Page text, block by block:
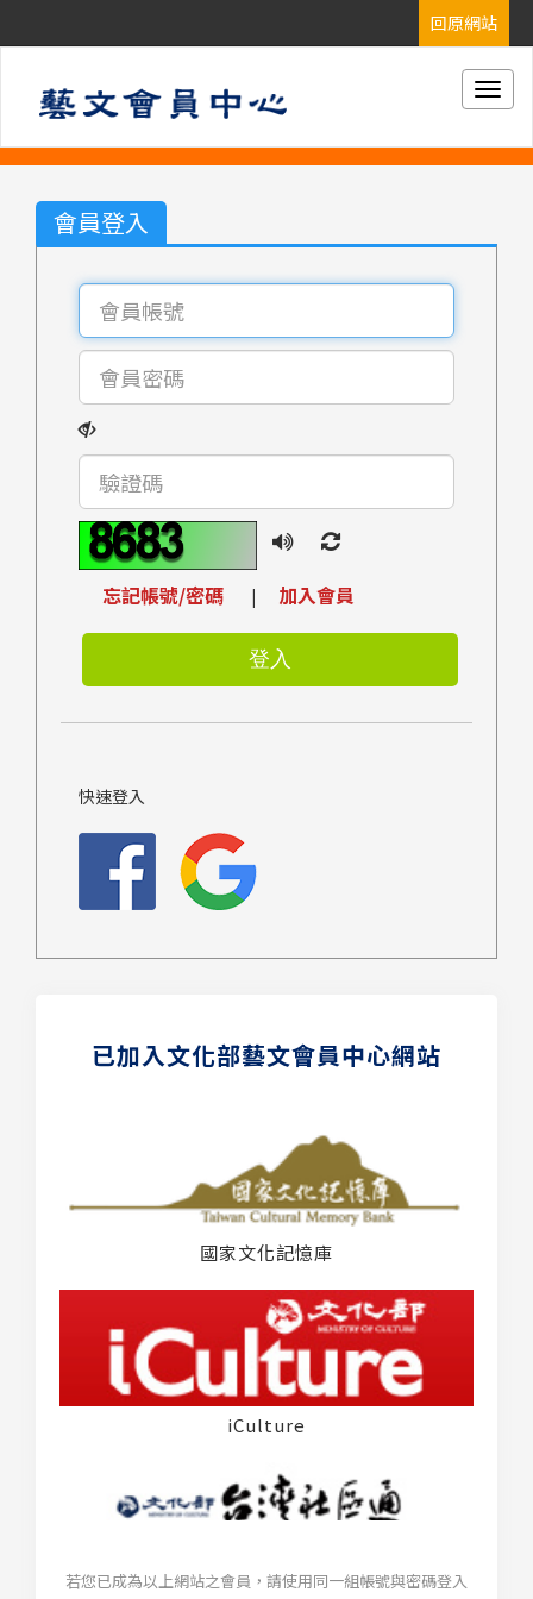
會員登入
忘記帳號/密碼 | 加入會員
快速登入
已加入文化部藝文會員中心網站
國家文化記憶庫
iCulture
若您已成為以上網站之會員，請使用同一組帳號與密碼登入